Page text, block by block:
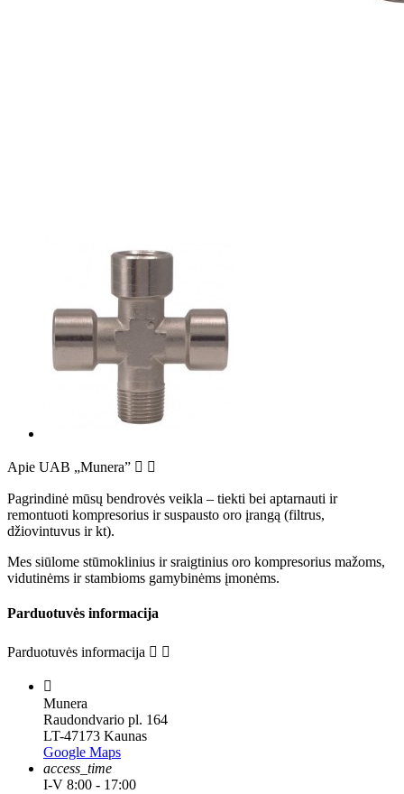
Apie UAB „Munera”  
Pagrindinė mūsų bendrovės veikla – tiekti bei aptarnauti ir
remontuoti kompresorius ir suspausto oro įrangą (filtrus,
džiovintuvus ir kt).
Mes siūlome stūmoklinius ir sraigtinius oro kompresorius mažoms,
vidutinėms ir stambioms gamybinėms įmonėms.
Parduotuvės informacija
Parduotuvės informacija  

Munera
Raudondvario pl. 164
LT-47173 Kaunas
Google Maps
access_time
I-V 8:00 - 17:00